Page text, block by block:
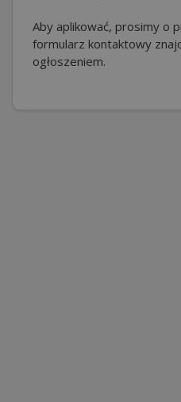
Aby aplikować, prosimy o
formularz kontaktowy
ogłoszeniem.